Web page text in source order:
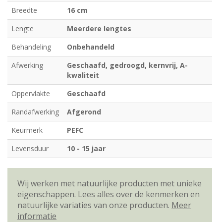
Breedte
16 cm
Lengte
Meerdere lengtes
Behandeling
Onbehandeld
Afwerking
Geschaafd, gedroogd, kernvrij, A-
kwaliteit
Oppervlakte
Geschaafd
Randafwerking
Afgerond
Keurmerk
PEFC
Levensduur
10 - 15 jaar
Wij werken met natuurlijke producten met unieke
eigenschappen. Lees alles over de kenmerken en
natuurlijke variaties van onze producten. Meer
informatie